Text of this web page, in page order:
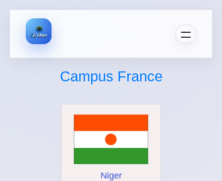
Campus France
Niger